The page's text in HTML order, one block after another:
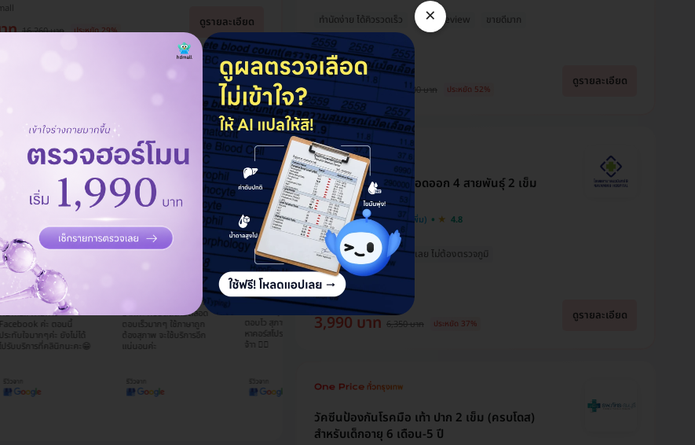
ท 16,260 บาท ประหยัด 29%
ดูรายละเอียด
ชั่นเยอะและราคาถู
คยใช้ผลิตภัณฑ์ที่
นแต่เปลี่ยนมาซื้อกับ
เพราะซื้อได้ในราคา
ราซื้อเอง และรู้จัก
ผ่านทาง
ค่ะ ตอนนี้
จมากๆค่ะ ยังไม่ได้
ริการที่คลินิกนะคะ😁
มากค่ะ คอยติดตามตลอด
ตอบเร็วมากๆ ใช้ภาษาถูก
ต้องสุภาพ จะใช้บริการอีก
แน่นอนค่ะ
ติดตามเพจนี้มานาน ได้แต่
มองโปรโมชั่น แต่ยังไม่ได้
ลองซื้อ จนตอนนี้ ได้ซื้อโปร
ไป 2 รายการ ราคาดีมากๆ
ๆๆ เซฟค่าใช้จ่ายได้มาก 😀
ตอบไว สุภาพ มากๆ และจะ
หาคอร์สโปรโมชั่น อื่นๆ อีก
Natnicha
Phimnon
จองแพ็คเกจ แก้ไขและเสริม
จมูกค่ะ เห็นเพจจากการเสิร์
ชกูเกิล และสอบถามแอดมิน
ให้คำตอบดีมาก ทำให้หาย
กังวลใจไปได้เปราะหนึ่ง ราคา
ที่เราสามารถชำระได้โดยไม่ได้
เดือดร้อนมาก ถ้าได้ใช้
Usara Buds
ขอบคุณแอดมินนะคะ
แอดมินก็แอบเกรงใจเพราะ
ถามเยอะมากกว่าจะตัดสินใจ
อย่างดีเยี่ยมเลยค่ะ เเอดมิน
ทำนัดง่าย ได้คิวรวดเร็ว มี HDreview
ขายดีมาก
ถูกที่สุดในเว็บ
ราคาจองกับ HDmall
14,890 บาท 31,000 บาท ประหยัด 52%
ดูรายละเอียด
เคยเป็นแล้วก็ฉีดได้
ฉีดเลย ไม่ต้องตรวจภูมิ
ภูมิคุ้มกันอยู่ได้ 5+ ปี
ฉีดวัคซีนป้องกันไข้เลือดออก 4 สายพันธุ์ 2 เข็ม
ครบโดส (15-60 ปี)
โรงพยาบาลนวมินทร์ 9 4.8
ราคาจองกับ HDmall
3,990 บาท 6,350 บาท ประหยัด 37%
ดูรายละเอียด
วัคซีนป้องกันโรคมือ เท้า ปาก 2 เข็ม (ครบโดส)
สำหรับเด็กอายุ 6 เดือน-5 ปี
×